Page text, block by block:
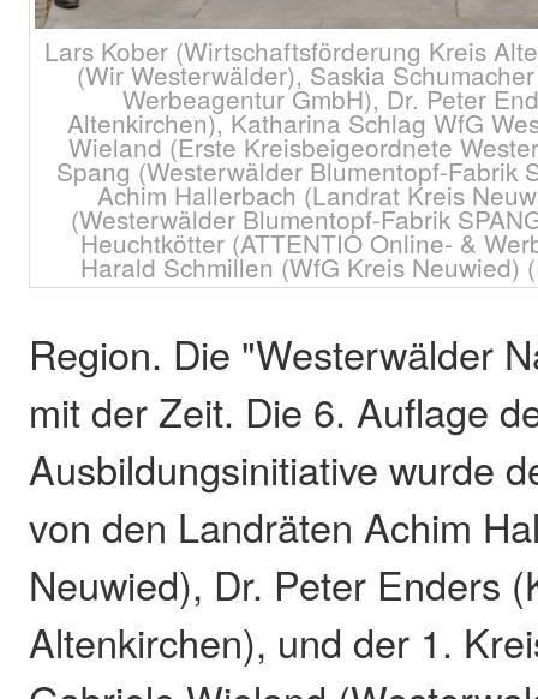
Lars Kober (Wirtschaftsförderung Kreis
(Wir Westerwälder), Saskia
Werbeagentur GmbH), Dr. Peter
Altenkirchen), Katharina Schlag WfG
Wieland (Erste Kreisbeigeordnete
Spang (Westerwälder Blumentopf-Fabrik
Achim Hallerbach (Landrat Kreis
(Westerwälder Blumentopf-Fabrik
Heuchtkötter (ATTENTIO Online- &
Harald Schmillen (WfG Kreis Neuwied)
Region. Die "Westerwälder
mit der Zeit. Die 6. Auflage
Ausbildungsinitiative wurde
von den Landräten Achim
Neuwied), Dr. Peter Enders
Altenkirchen), und der 1.